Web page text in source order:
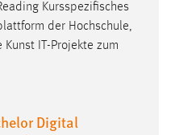
Kursspezifisches
der Hochschule,
IT-Projekte zum
Digital